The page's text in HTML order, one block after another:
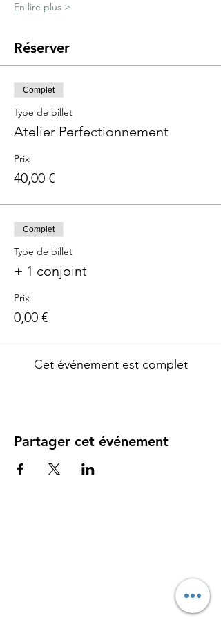
En lire plus >
Réserver
Complet
Type de billet
Atelier Perfectionnement
Prix
40,00 €
Complet
Type de billet
+ 1 conjoint
Prix
0,00 €
Cet événement est complet
Partager cet événement